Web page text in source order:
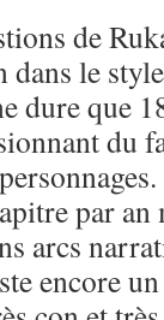
de
le
dure que
du
par
arcs
encore